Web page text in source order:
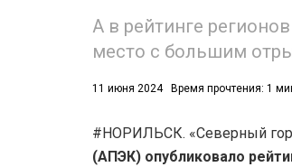
А в рейтинге
место с большим
11 июня 2024 Время прочтения: 1
#НОРИЛЬСК. «Северный
(АПЭК) опубликовало